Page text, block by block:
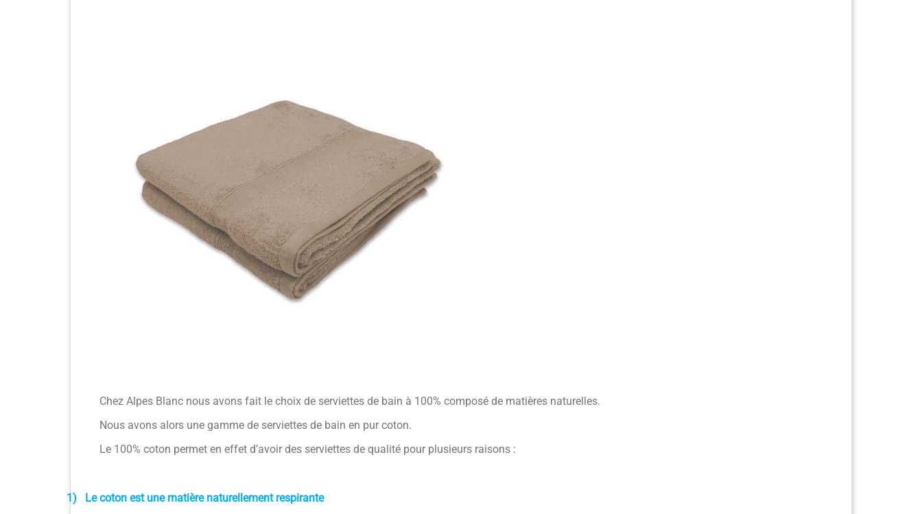
Chez Alpes Blanc nous avons fait le choix de serviettes de bain à 100% composé de matières naturelles.
Nous avons alors une gamme de serviettes de bain en pur coton.
Le 100% coton permet en effet d’avoir des serviettes de qualité pour plusieurs raisons :
1)
Le coton est une matière naturellement respirante